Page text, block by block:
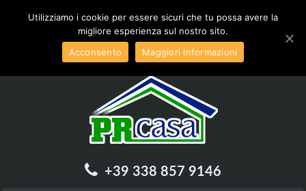
Inviaci una email a : info@prcasa.it
+39 338 857 9146
Utilizziamo i cookie per essere sicuri che tu possa avere la
migliore esperienza sul nostro sito.
Acconsento
Maggiori Informazioni